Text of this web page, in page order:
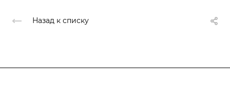
Назад к списку